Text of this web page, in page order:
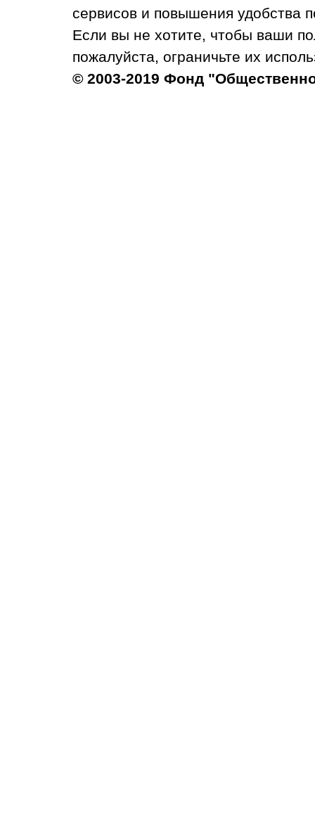
сервисов и повышения удобства
Если вы не хотите, чтобы ваши
пожалуйста, ограничьте их
© 2003-2019 Фонд